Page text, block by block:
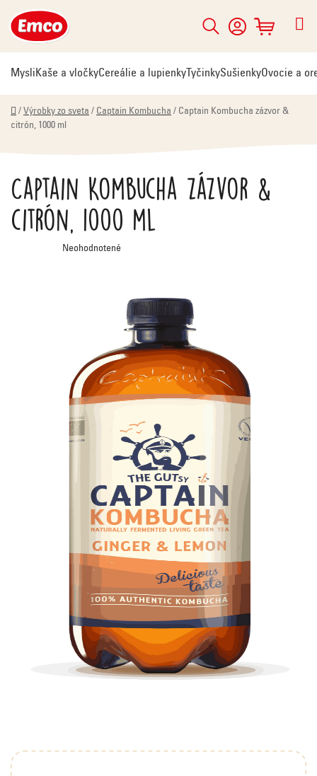
na
obsah
Hľadať
NÁKUPNÝ
KOŠÍK
MysliKaše a vločkyCereálie a lupienky TyčinkySušienkyOvocie a
Domov
/ Výrobky zo sveta / Captain Kombucha / Captain Kombucha zázvor &
citrón, 1000 ml
Captain Kombucha zázvor &
citrón, 1000 ml
Priemerné
hodnotenie
Neohodnotené